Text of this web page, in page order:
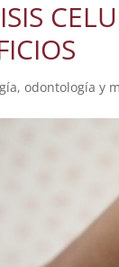
odontología y